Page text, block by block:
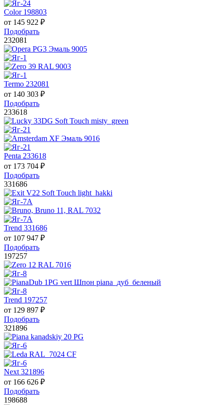
Color 198803
от 145 922 ₽
Подобрать
232081
Termo 232081
от 140 303 ₽
Подобрать
233618
Penta 233618
от 173 704 ₽
Подобрать
331686
Trend 331686
от 107 947 ₽
Подобрать
197257
Trend 197257
от 129 897 ₽
Подобрать
321896
Next 321896
от 166 626 ₽
Подобрать
198688